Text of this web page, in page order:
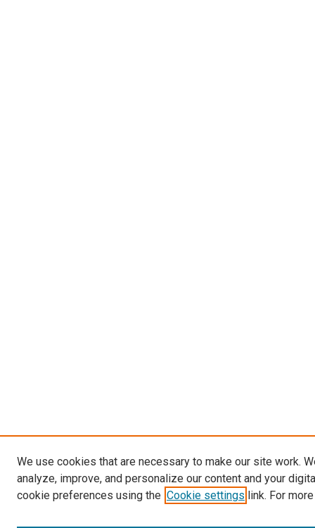
We use cookies that are necessary to make our site work.
analyze, improve, and personalize our content and your
cookie preferences using the Cookie settings link. For